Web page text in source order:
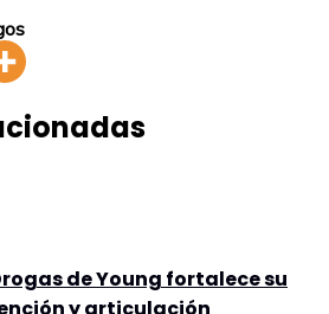
de Young fortalece su
y articulación